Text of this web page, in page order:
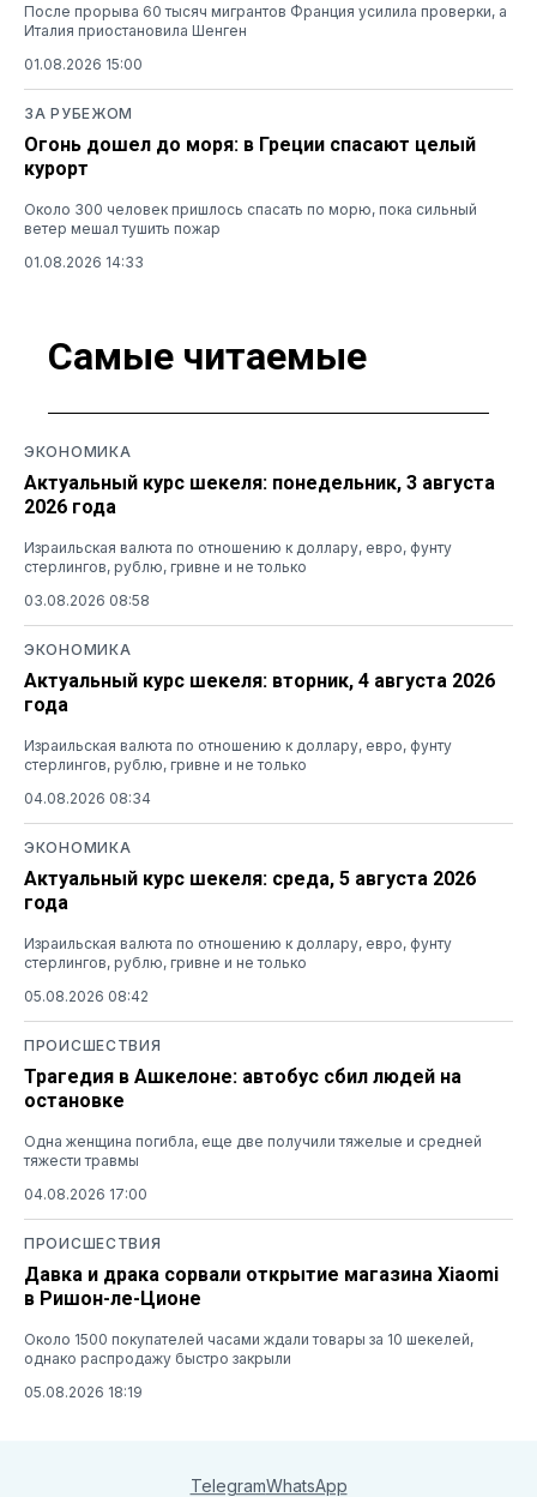
После прорыва 60 тысяч мигрантов Франция усилила проверки, а
Италия приостановила Шенген
01.08.2026 15:00
ЗА РУБЕЖОМ
Огонь дошел до моря: в Греции спасают целый
курорт
Около 300 человек пришлось спасать по морю, пока сильный
ветер мешал тушить пожар
01.08.2026 14:33
Самые читаемые
ЭКОНОМИКА
Актуальный курс шекеля: понедельник, 3 августа
2026 года
Израильская валюта по отношению к доллару, евро, фунту
стерлингов, рублю, гривне и не только
03.08.2026 08:58
ЭКОНОМИКА
Актуальный курс шекеля: вторник, 4 августа 2026
года
Израильская валюта по отношению к доллару, евро, фунту
стерлингов, рублю, гривне и не только
04.08.2026 08:34
ЭКОНОМИКА
Актуальный курс шекеля: среда, 5 августа 2026
года
Израильская валюта по отношению к доллару, евро, фунту
стерлингов, рублю, гривне и не только
05.08.2026 08:42
ПРОИСШЕСТВИЯ
Трагедия в Ашкелоне: автобус сбил людей на
остановке
Одна женщина погибла, еще две получили тяжелые и средней
тяжести травмы
04.08.2026 17:00
ПРОИСШЕСТВИЯ
Давка и драка сорвали открытие магазина Xiaomi
в Ришон-ле-Ционе
Около 1500 покупателей часами ждали товары за 10 шекелей,
однако распродажу быстро закрыли
05.08.2026 18:19
TelegramWhatsApp